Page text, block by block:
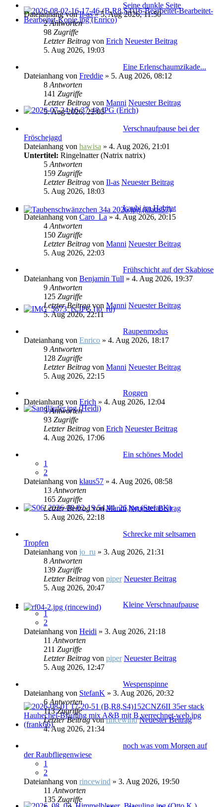
Seine dunkle Seite
DateianhangvonIl-as» 5. Aug 2026, 11:50
2Antworten
98 Zugriffe
Letzter Beitrag von Erich Neuester Beitrag
5. Aug 2026, 19:03
Eine Erlenschaumzikade...
Dateianhang von Freddie » 5. Aug 2026, 08:12
8 Antworten
141 Zugriffe
Letzter Beitrag von Manni Neuester Beitrag
5. Aug 2026, 22:05
Verschnaufpause bei der
Fröschejagd
Dateianhang von hawisa » 4. Aug 2026, 21:01
Untertitel: Ringelnatter (Natrix natrix)
5 Antworten
159 Zugriffe
Letzter Beitrag von Il-as Neuester Beitrag
5. Aug 2026, 18:03
Laubi im Habitat
Dateianhang von Caro_La » 4. Aug 2026, 20:15
4 Antworten
150 Zugriffe
Letzter Beitrag von Manni Neuester Beitrag
5. Aug 2026, 22:03
Frühschicht auf der Skabiose
Dateianhang von Benjamin Tull » 4. Aug 2026, 19:37
9 Antworten
125 Zugriffe
Letzter Beitragvon Manni Neuester Beitrag
5. Aug 2026, 22:11
Raupenmodus
Dateianhang von Enrico » 4. Aug 2026, 18:17
9 Antworten
128 Zugriffe
Letzter Beitrag von Manni Neuester Beitrag
5. Aug 2026, 22:15
Roggen
Dateianhang von Erich » 4. Aug 2026, 12:04
3Antworten
93 Zugriffe
Letzter Beitrag von Erich Neuester Beitrag
4. Aug 2026, 17:06
Ein schönes Model
1
2
Dateianhang von klaus57 » 4. Aug 2026, 08:58
13 Antworten
165 Zugriffe
Letzter BeitragvonManni Neuester Beitrag
5. Aug 2026, 22:18
Schrecke mit seltsamen
Tropfen
Dateianhang von jo_ru » 3. Aug 2026, 21:31
8 Antworten
139 Zugriffe
Letzter Beitrag von piper Neuester Beitrag
5. Aug 2026, 20:47
Kleine Verschnaufpause
1
2
Dateianhang von Heidi » 3. Aug 2026, 21:18
11 Antworten
211 Zugriffe
Letzter Beitrag von piper Neuester Beitrag
5. Aug 2026, 12:47
Wespenspinne
Dateianhang von StefanK » 3. Aug 2026, 20:32
6 Antworten
113Zugriffe
Letzter Beitragvonrincewind Neuester Beitrag
4. Aug 2026, 21:34
noch was vom Morgen auf
der Raubfliegenwiese
1
2
Dateianhang von rincewind » 3. Aug 2026, 19:50
11 Antworten
135 Zugriffe